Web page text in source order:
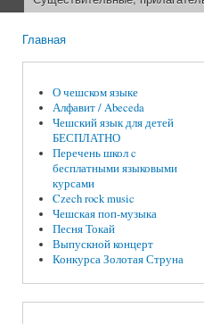
Главная
О чешском языке
Алфавит / Abeceda
Чешский язык для детей
БЕСПЛАТНО
Перечень школ c
бесплатными языковыми
курсами
Czech rock music
Чешская поп-музыка
Песня Токай
Выпускной концерт
Конкурса Золотая Струна